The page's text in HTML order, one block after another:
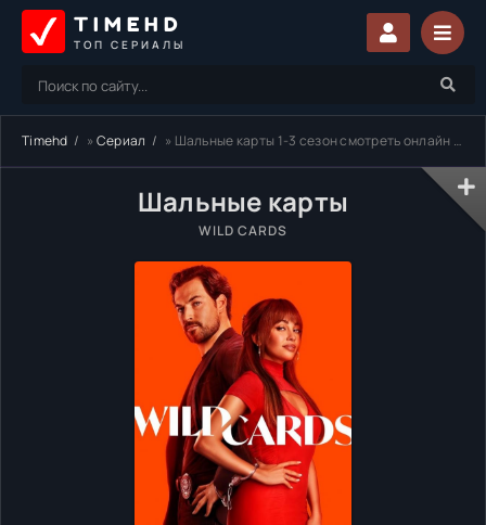
TIMEHD
ТОП СЕРИАЛЫ
Timehd »Сериал » Шальные карты 1-3 сезон смотреть онлайн бесплатно
Шальные карты
WILD CARDS